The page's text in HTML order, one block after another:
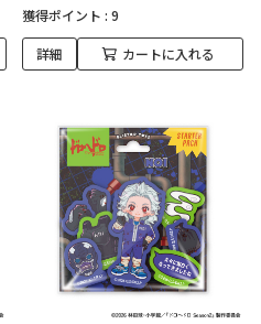
獲得ポイント : 9
詳細 カートに入れる